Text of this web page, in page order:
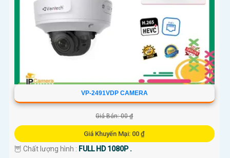
VP-2491VDP CAMERA
Giá Bán: 00 ₫
Giá Khuyến Mại: 00 ₫
🦉 Chất lượng hình : FULL HD 1080P .